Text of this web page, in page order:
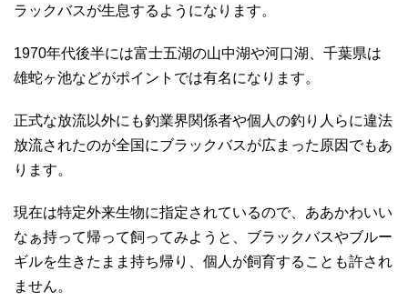
ラックバスが生息するようになります。
1970年代後半には富士五湖の山中湖や河口湖、千葉県は
雄蛇ヶ池などがポイントでは有名になります。
正式な放流以外にも釣業界関係者や個人の釣り人らに違法
放流されたのが全国にブラックバスが広まった原因でもあ
ります。
現在は特定外来生物に指定されているので、ああかわいい
なぁ持って帰って飼ってみようと、ブラックバスやブルー
ギルを生きたまま持ち帰り、個人が飼育することも許され
ません。